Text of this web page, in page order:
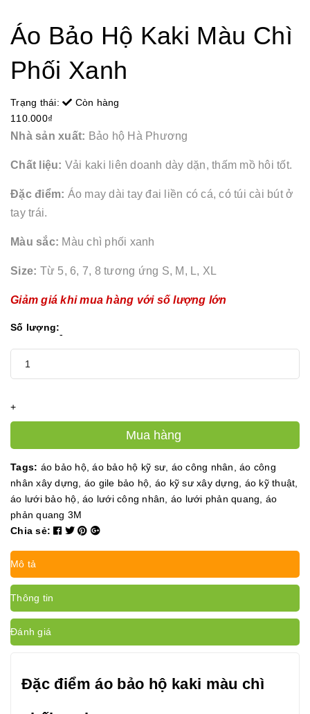
Áo Bảo Hộ Kaki Màu Chì
Phối Xanh
Trạng thái:
Còn hàng
110.000₫
Nhà sản xuất: Bảo hộ Hà Phương
Chất liệu: Vải kaki liên doanh dày dặn, thấm mồ hôi tốt.
Đặc điểm: Áo may dài tay đai liền có cá, có túi cài bút ở
tay trái.
Màu sắc: Màu chì phối xanh
Size: Từ 5, 6, 7, 8 tương ứng S, M, L, XL
Giảm giá khi mua hàng với số lượng lớn
Số lượng:
-
+
Mua hàng
Tags: áo bảo hộ,áo bảo hộ kỹ sư áo công nhân
áo công
nhân xây dựng
áo gile bảo hộ áo kỹ sư xây dựng áo kỹ thuật
áo lưới bảo hộ áo lưới công nhân áo lưới phản quang
áo
phản quang 3M
Chia sẻ:
Mô tả
Thông tin
Đánh giá
Đặc điểm áo bảo hộ kaki màu chì